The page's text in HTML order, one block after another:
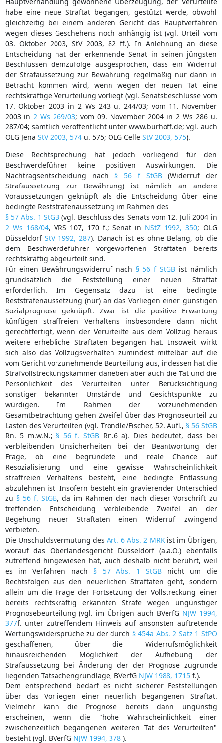
habe eine neue Straftat begangen, gestützt werde, obwohl
gleichzeitig bei einem anderen Gericht das Hauptverfahren
wegen dieses Geschehens noch anhängig ist (vgl. Urteil vom
03. Oktober 2003, StV 2003, 82 ff.). In Anlehnung an diese
Entscheidung hat der erkennende Senat in seinen jüngsten
Beschlüssen demzufolge ausgesprochen, dass ein Widerruf
der Strafaussetzung zur Bewährung regelmäßig nur dann in
Betracht kommen wird, wenn wegen der neuen Tat eine
rechtskräftige Verurteilung vorliegt (vgl. Senatsbeschlüsse vom
17. Oktober 2003 in 2 Ws 243 u. 244/03; vom 11. November
2003 in 2 Ws 269/03; vom 09. November 2004 in 2 Ws 286 u.
287/04; sämtlich veröffentlicht unter www.burhoff.de; vgl. auch
OLG Jena StV 2003, 574u. 575; OLG Celle StV 2003, 575).
Diese Rechtsprechung hat jedoch vorliegend für den
Beschwerdeführer keine positiven Auswirkungen. Die
Nachtragsentscheidung nach § 56 f StGB(Widerruf der
Strafaussetzung zur Bewährung) ist nämlich an andere
Voraussetzungen geknüpft als die Entscheidung über eine
bedingte Reststrafenaussetzung im Rahmen des
§ 57 Abs. 1 StGB (vgl. Beschluss des Senats vom 12. Juli 2004 in
2 Ws 168/04, VRS 107, 170 f.; Senat in NStZ 1992, 350; OLG
Düsseldorf StV 1992, 287). Danach ist es ohne Belang, ob die
dem Beschwerdeführer vorgeworfenen Straftaten bereits
rechtskräftig abgeurteilt sind.
Für einen Bewährungswiderruf nach § 56 f StGBist nämlich
grundsätzlich die Feststellung einer neuen Straftat
erforderlich. Im Gegensatz dazu ist eine bedingte
Reststrafenaussetzung (nur) an das Vorliegen einer günstigen
Sozialprognose geknüpft. Zwar ist die positive Erwartung
künftigen straffreien Verhaltens insbesondere dann nicht
gerechtfertigt, wenn der Verurteilte aus dem Vollzug heraus
weitere erhebliche Straftaten begangen hat. Insoweit wirkt
sich also das Vollzugsverhalten zumindest mittelbar auf die
vom Gericht vorzunehmende Beurteilung aus, indessen hat die
Strafvollstreckungskammer daneben aber auch die Tat und die
Persönlichkeit des Verurteilten unter Berücksichtigung
sonstiger bekannter Umstände und Gesichtspunkte zu
würdigen. Im Rahmen der vorzunehmenden
Gesamtbetrachtung gehen Zweifel über das Prognoseurteil zu
Lasten des Verurteilten (vgl. Tröndle/Fischer, 52. Aufl., § 56 StGB
Rn. 5 m.w.N.; § 56 f. StGB Rn.6 a). Dies bedeutet, dass bei
verbleibenden Unsicherheiten bei der Beantwortung der
Frage, ob eine begründete und reale Chance auf
Resozialisierung und eine gewisse Wahrscheinlichkeit
straffreien Verhaltens besteht, eine bedingte Entlassung
abzulehnen ist. Insofern besteht ein gravierender Unterschied
zu § 56 f. StGB, da im Rahmen der nach dieser Vorschrift zu
treffenden Entscheidung verbleibende Zweifel an der
Begehung neuer Straftaten einen Widerruf zwingend
verbieten.
Die Unschuldsvermutung desArt. 6 Abs. 2 MRKist im Übrigen,
worauf das Oberlandesgericht Düsseldorf (a.a.O.) ebenfalls
zutreffend hingewiesen hat, auch deshalb nicht berührt, weil
es im Verfahren nach § 57 Abs. 1 StGB nicht um die
Rechtsfolgen aus den neuerlichen Straftaten geht, sondern
allein um die Frage der Fortsetzung der Vollstreckung einer
bereits rechtskräftig erkannten Strafe wegen ungünstiger
Prognosebeurteilung (vgl. im Übrigen auch BVerfG NJW 1994,
377f. unter zutreffendem Hinweis auf ansonsten auftretende
Wertungswidersprüche zu der durch § 454a Abs. 2 Satz 1 StPO
geschaffenen, über die Widerrufsmöglichkeit
hinausreichenden Möglichkeit der Aufhebung der
Strafaussetzung bei Änderung der der Prognose zugrunde
liegenden Tatsachengrundlage; BVerfG NJW 1988, 1715f.).
Dem entsprechend bedarf es nicht sicherer Feststellungen
über das Vorliegen einer neuerlich begangenen Straftat.
Vielmehr kann die Prognose bereits dann ungünstig
erscheinen, wenn die "hohe Wahrscheinlichkeit einer
zwischenzeitlich begangenen weiteren Tat des Verurteilten"
besteht (vgl. BVerfG NJW 1994, 378).